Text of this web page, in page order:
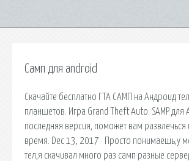
Самп для android
Скачайте бесплатно ГТА САМП на Андроид
планшетов. Игра Grand Theft Auto: SAMP для
последняя версия, поможет вам развлечься
время. Dec 13, 2017 · Просто понимаешь,у
тел,я скачивал много раз самп разные